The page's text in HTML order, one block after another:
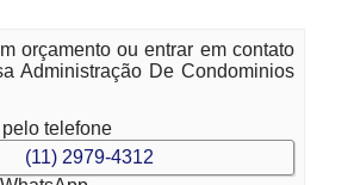
orçamento ou entrar em contato
Administração De Condominios
telefone
(11) 2979-4312